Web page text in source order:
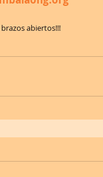
brazos abiertos!!!